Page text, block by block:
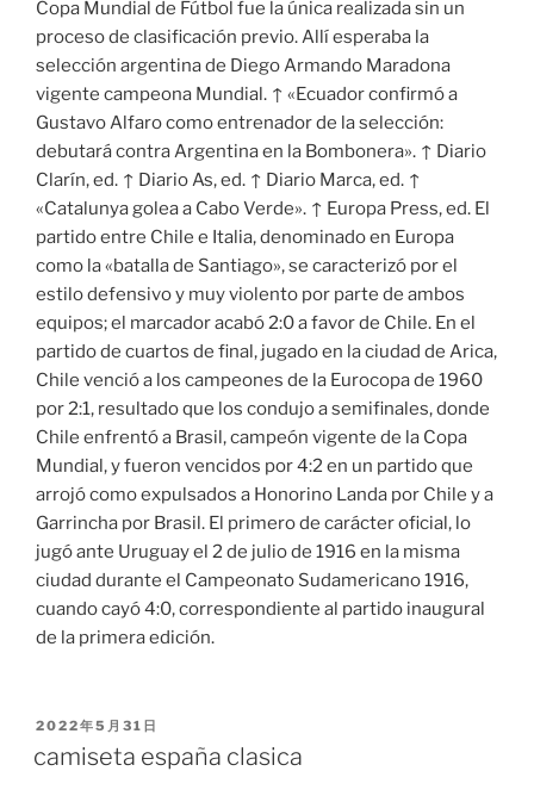
Copa Mundial de Fútbol fue la única realizada sin un
proceso de clasificación previo. Allí esperaba la
selección argentina de Diego Armando Maradona
vigente campeona Mundial. ↑ «Ecuador confirmó a
Gustavo Alfaro como entrenador de la selección:
debutará contra Argentina en la Bombonera». ↑ Diario
Clarín, ed. ↑ Diario As, ed. ↑ Diario Marca, ed. ↑
«Catalunya golea a Cabo Verde». ↑ Europa Press, ed. El
partido entre Chile e Italia, denominado en Europa
como la «batalla de Santiago», se caracterizó por el
estilo defensivo y muy violento por parte de ambos
equipos; el marcador acabó 2:0 a favor de Chile. En el
partido de cuartos de final, jugado en la ciudad de Arica,
Chile venció a los campeones de la Eurocopa de 1960
por 2:1, resultado que los condujo a semifinales, donde
Chile enfrentó a Brasil, campeón vigente de la Copa
Mundial, y fueron vencidos por 4:2 en un partido que
arrojó como expulsados a Honorino Landa por Chile y a
Garrincha por Brasil. El primero de carácter oficial, lo
jugó ante Uruguay el 2 de julio de 1916 en la misma
ciudad durante el Campeonato Sudamericano 1916,
cuando cayó 4:0, correspondiente al partido inaugural
de la primera edición.
PUBLICADO
2022年5月31日
camiseta españa clasica